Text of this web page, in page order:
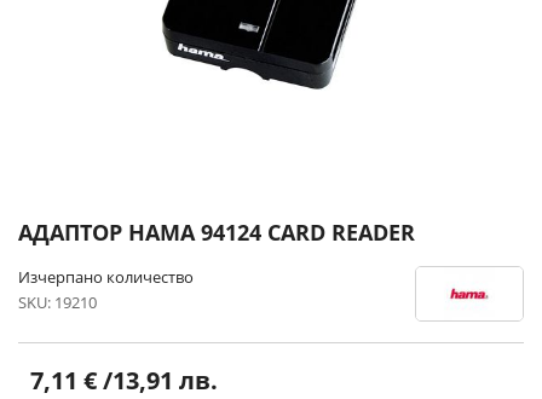
Преминете
към
началото
на
със
снимки
АДАПТОР HAMA 94124 CARD READER
Изчерпано количество
SKU 19210
7,11 €/13,91 лв.